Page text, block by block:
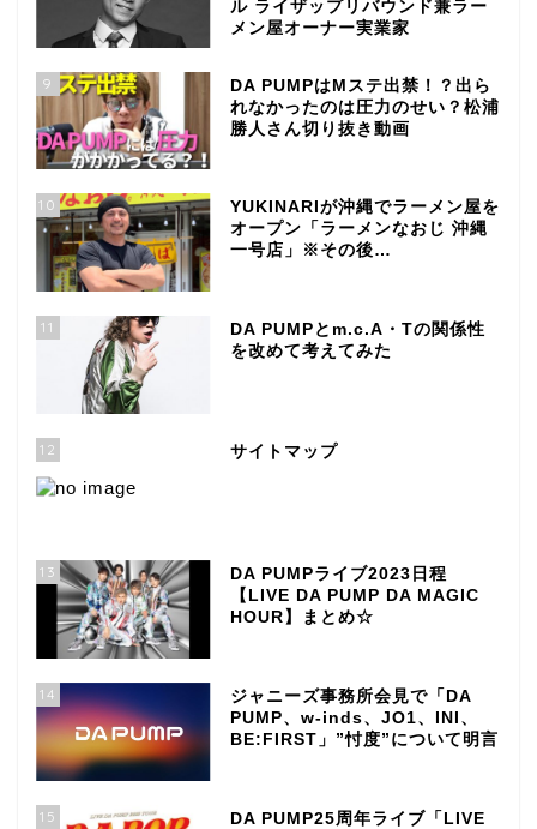
ル ライザップリバウンド兼ラー
メン屋オーナー実業家
9
DA PUMPはMステ出禁！？出ら
れなかったのは圧力のせい？松浦
勝人さん切り抜き動画
10
YUKINARIが沖縄でラーメン屋を
オープン「ラーメンなおじ 沖縄
一号店」※その後…
11
DA PUMPとm.c.A・Tの関係性
を改めて考えてみた
12 サイトマップ
13
DA PUMPライブ2023日程
【LIVE DA PUMP DA MAGIC
HOUR】まとめ☆
14
ジャニーズ事務所会見で「DA
PUMP、w-inds、JO1、INI、
BE:FIRST」”忖度”について明言
15
DA PUMP25周年ライブ「LIVE